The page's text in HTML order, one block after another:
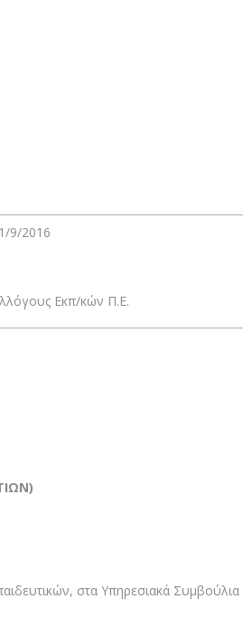
9/2016
Εκπ/κών Π.Ε.
στα Υπηρεσιακά Συμβούλια